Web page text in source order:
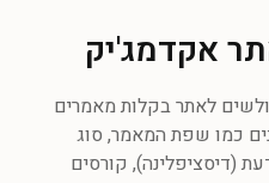
אקדמג'יק
לאתר בקלות מאמרים
כמו שפת המאמר, סוג
(דיסציפלינה), קורסים